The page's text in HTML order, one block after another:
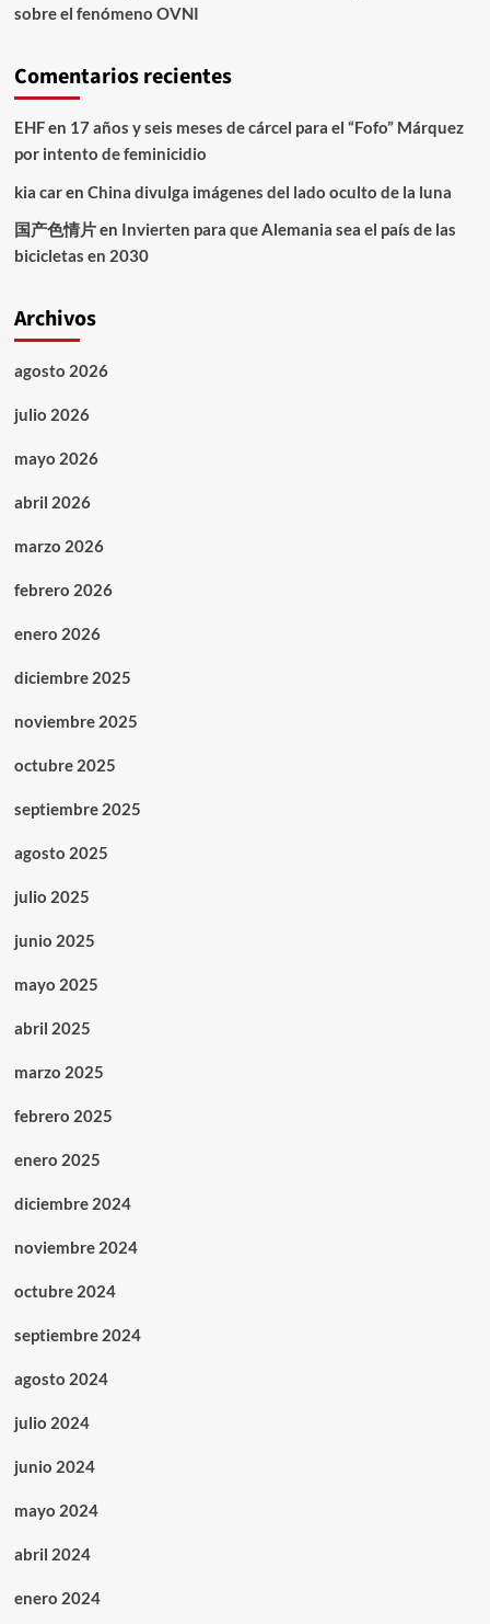
sobre el fenómeno OVNI
Comentarios recientes
EHFen 17 años y seis meses de cárcel para el “Fofo” Márquez
por intento de feminicidio
kia caren China divulga imágenes del lado oculto de la luna
国产色情片en Invierten para que Alemania sea el país de las
bicicletas en 2030
Archivos
agosto 2026
julio 2026
mayo 2026
abril 2026
marzo 2026
febrero 2026
enero 2026
diciembre 2025
noviembre 2025
octubre 2025
septiembre 2025
agosto 2025
julio 2025
junio 2025
mayo 2025
abril 2025
marzo 2025
febrero 2025
enero 2025
diciembre 2024
noviembre 2024
octubre 2024
septiembre 2024
agosto 2024
julio 2024
junio 2024
mayo 2024
abril 2024
enero 2024